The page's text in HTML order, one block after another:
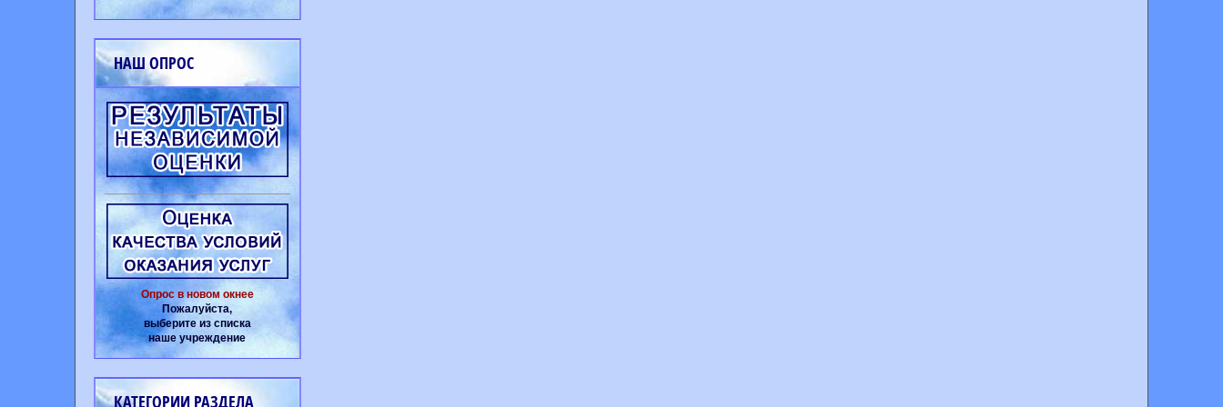
НАШ ОПРОС
Опрос в новом окнее
Пожалуйста,
выберите из списка
наше учреждение
КАТЕГОРИИ РАЗДЕЛА